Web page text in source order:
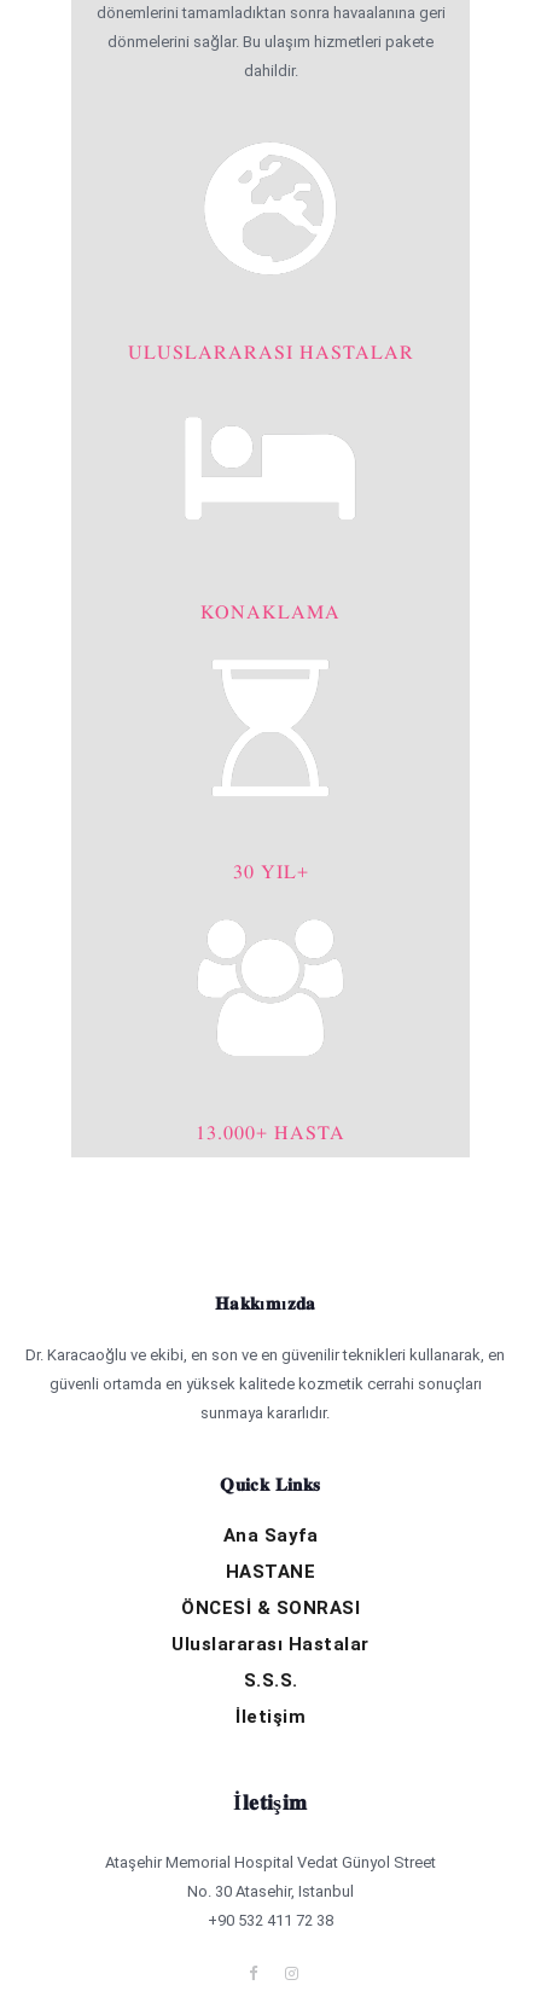
dönemlerini tamamladıktan sonra havaalanına geri
dönmelerini sağlar. Bu ulaşım hizmetleri pakete
dahildir.
ULUSLARARASI HASTALAR
KONAKLAMA
30 YIL+
13.000+ HASTA
Hakkımızda
Dr. Karacaoğlu ve ekibi, en son ve en güvenilir teknikleri kullanarak, en
güvenli ortamda en yüksek kalitede kozmetik cerrahi sonuçları
sunmaya kararlıdır.
Quick Links
Ana Sayfa
HASTANE
ÖNCESİ & SONRASI
Uluslararası Hastalar
S.S.S.
İletişim
İletişim
Ataşehir Memorial Hospital Vedat Günyol Street
No. 30 Atasehir, Istanbul
+90 532 411 72 38